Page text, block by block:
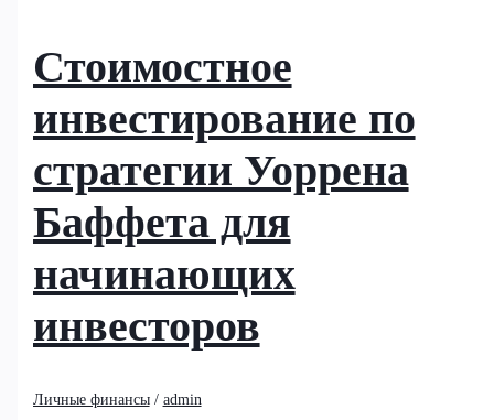
Стоимостное
инвестирование по
стратегии Уоррена
Баффета для
начинающих
инвесторов
Личные финансы/ admin